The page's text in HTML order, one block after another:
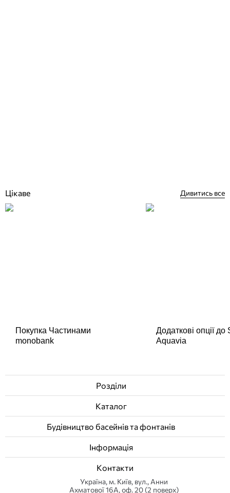
Цікаве Дивитись все
Покупка Частинами
monobank
Додаткові опції
Aquavia
Розділи
Каталог
Будівництво басейнів та фонтанів
Інформація
Контакти
Українa, м. Київ, вул., Анни
Ахматової 16А, оф. 20 (2 поверх)